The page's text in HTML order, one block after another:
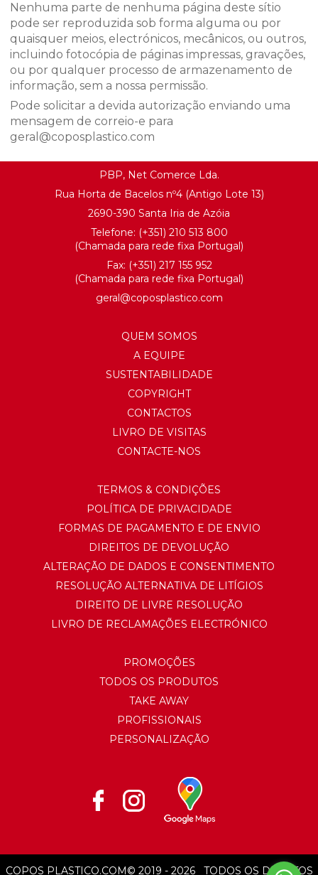
Nenhuma parte de nenhuma página deste sítio
pode ser reproduzida sob forma alguma ou por
quaisquer meios, electrónicos, mecânicos, ou outros,
incluindo fotocópia de páginas impressas, gravações,
ou por qualquer processo de armazenamento de
informação, sem a nossa permissão.
Pode solicitar a devida autorização enviando uma
mensagem de correio-e para
geral@coposplastico.com
PBP, Net Comerce Lda.
Rua Horta de Bacelos nº4 (Antigo Lote 13)
2690-390 Santa Iria de Azóia
Telefone: (+351) 210 513 800
(Chamada para rede fixa Portugal)
Fax: (+351) 217 155 952
(Chamada para rede fixa Portugal)
geral@coposplastico.com
QUEM SOMOS
A EQUIPE
SUSTENTABILIDADE
COPYRIGHT
CONTACTOS
LIVRO DE VISITAS
CONTACTE-NOS
TERMOS & CONDIÇÕES
POLÍTICA DE PRIVACIDADE
FORMAS DE PAGAMENTO E DE ENVIO
DIREITOS DE DEVOLUÇÃO
ALTERAÇÃO DE DADOS E CONSENTIMENTO
RESOLUÇÃO ALTERNATIVA DE LITÍGIOS
DIREITO DE LIVRE RESOLUÇÃO
LIVRO DE RECLAMAÇÕES ELECTRÓNICO
PROMOÇÕES
TODOS OS PRODUTOS
TAKE AWAY
PROFISSIONAIS
PERSONALIZAÇÃO
COPOS PLASTICO.COM© 2019 - 2026 TODOS OS DIREITOS